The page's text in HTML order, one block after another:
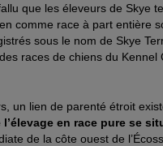
que les éleveurs de Skye
comme race à part entière
sous le nom de Skye
races de chiens du Kennel
un lien de parenté étroit
l’élevage en race pure se
de la côte ouest de